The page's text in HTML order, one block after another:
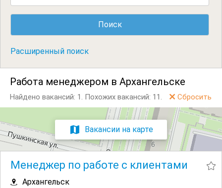
Расширенный поиск
Работа менеджером в Архангельске
Найдено вакансий: 1. Похожих вакансий: 11. Сбросить
Вакансии на карте
Менеджер по работе с клиентами
Архангельск